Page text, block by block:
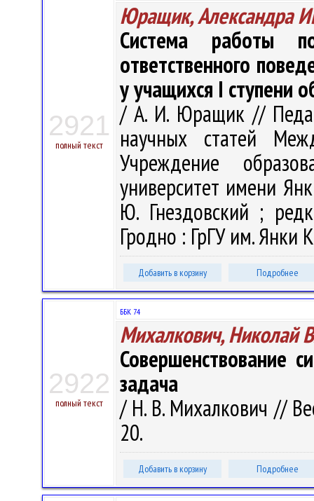
2921
полный текст
Юращик, Александра
Система работы
ответственного
у учащихся I ступени
/ А. И. Юращик //
научных статей
Учреждение
университет имени
Ю. Гнездовский ;
Гродно : ГрГУ им. Янки
Добавить в корзину Подробнее
2922
полный текст
ББК 74
Михалкович, Николай
Совершенствование
задача
/ Н. В. Михалкович //
20.
Добавить в корзину Подробнее